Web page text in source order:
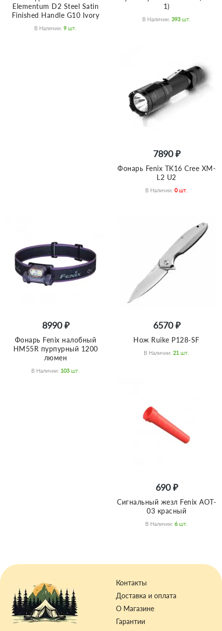
Elementum D2 Steel Satin
Finished Handle G10 Ivory
В Наличии: 9 Шт.
1)
В Наличии: 393 Шт.
7890 ₽
Фонарь Fenix TK16 Cree XM-
L2 U2
В Наличии: 0 Шт.
8990 ₽
Фонарь Fenix налобный
HM55R пурпурный 1200
люмен
В Наличии: 103 Шт.
6570 ₽
Нож Ruike P128-SF
В Наличии: 21 Шт.
690 ₽
Сигнальный жезл Fenix AOT-
03 красный
В Наличии: 6 Шт.
Контакты
Доставка и оплата
О Магазине
Гарантии